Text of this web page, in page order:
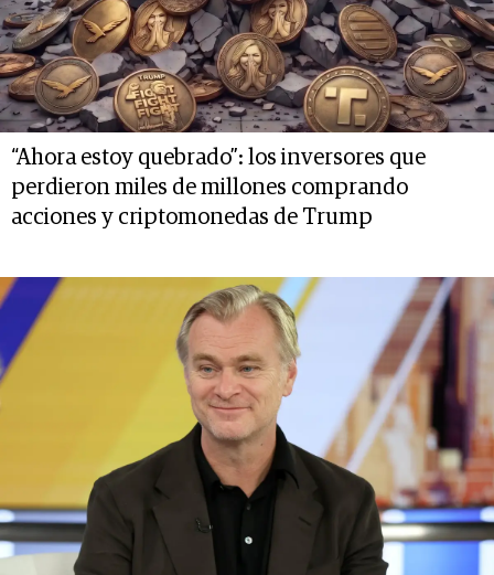
“Ahora estoy quebrado”: los inversores que
perdieron miles de millones comprando
acciones y criptomonedas de Trump